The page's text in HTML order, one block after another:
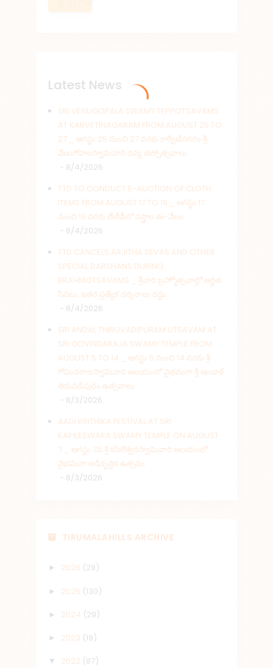
Latest News
SRI VENUGOPALA SWAMY TEPPOTSAVAMS
AT KARVETINAGARAM FROM AUGUST 25 TO
27 _ ఆగస్టు 25 నుంచి 27 వరకు కార్వేటినగరం శ్రీ
వేణుగోపాలస్వామివారి దివ్య తెప్పోత్సవాలు
- 8/4/2026
TTD TO CONDUCT E-AUCTION OF CLOTH
ITEMS FROM AUGUST 17 TO 19 _ ఆగస్టు 17
నుంచి 19 వరకు టీటీడీలో వస్త్రాల ఈ-వేలం
- 8/4/2026
TTD CANCELS ARJITHA SEVAS AND OTHER
SPECIAL DARSHANS DURING
BRAHMOTSAVAMS _ శ్రీవారి బ్రహ్మోత్సవాల్లో ఆర్జిత
సేవలు, ఇతర ప్రత్యేక దర్శనాలు రద్దు
- 8/4/2026
SRI ANDAL THIRUVADIPURAM UTSAVAM AT
SRI GOVINDARAJA SWAMY TEMPLE FROM
AUGUST 5 TO 14 _ ఆగస్టు 5 నుంచి 14 వరకు శ్రీ
గోవిందరాజస్వామివారి ఆలయంలో వైభవంగా శ్రీ ఆండాళ్
తిరువడిపురం ఉత్సవాలు
- 8/3/2026
AADI KRITHIKA FESTIVAL AT SRI
KAPILESWARA SWAMY TEMPLE ON AUGUST
7 _ ఆగస్టు 7న శ్రీ కపిలేశ్వరస్వామివారి ఆలయంలో
వైభవంగా ఆడికృత్తిక ఉత్సవం
- 8/3/2026
TIRUMALAHILLS ARCHIVE
► 2026 (29)
► 2025 (130)
► 2024 (29)
► 2023 (19)
▼ 2022 (87)